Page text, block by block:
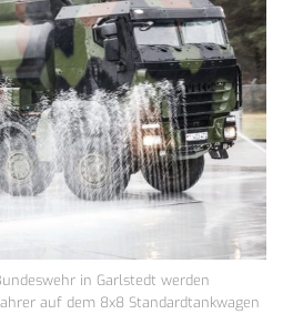
in Garlstedt werden
auf dem 8x8 Standardtankwagen